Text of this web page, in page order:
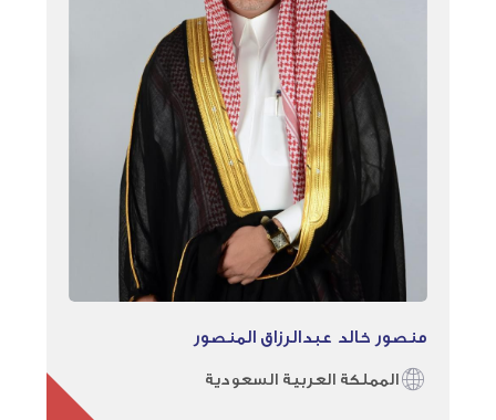
منصور خالد عبدالرزاق المنصور
المملكة العربية السعودية